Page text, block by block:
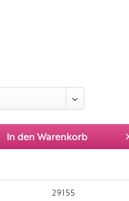
In den Warenkorb
29155